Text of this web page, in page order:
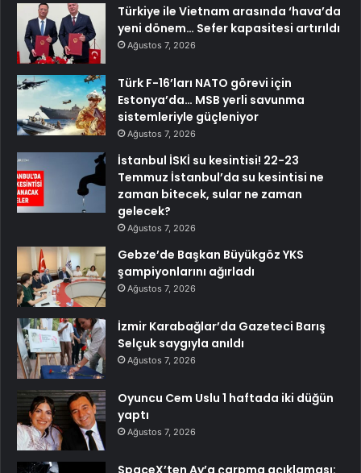
Türkiye ile Vietnam arasında ‘hava’da
yeni dönem… Sefer kapasitesi artırıldı
Ağustos 7, 2026
Türk F-16’ları NATO görevi için
Estonya’da… MSB yerli savunma
sistemleriyle güçleniyor
Ağustos 7, 2026
İstanbul İSKİ su kesintisi! 22-23
Temmuz İstanbul’da su kesintisi ne
zaman bitecek, sular ne zaman
gelecek?
Ağustos 7, 2026
Gebze’de Başkan Büyükgöz YKS
şampiyonlarını ağırladı
Ağustos 7, 2026
İzmir Karabağlar’da Gazeteci Barış
Selçuk saygıyla anıldı
Ağustos 7, 2026
Oyuncu Cem Uslu 1 haftada iki düğün
yaptı
Ağustos 7, 2026
SpaceX’ten Ay’a çarpma açıklaması: